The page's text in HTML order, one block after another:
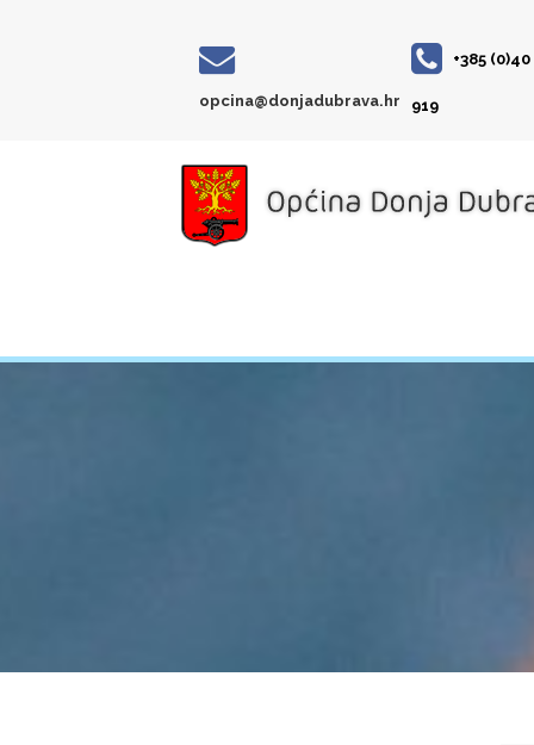
opcina@donjadubrava.hr
+385
919